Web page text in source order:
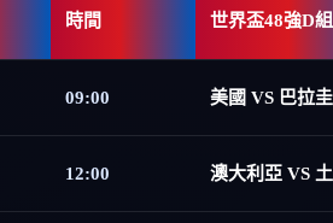
時間 世界盃48強D組
09:00 美國 VS 巴拉圭
12:00 澳大利亞 VS